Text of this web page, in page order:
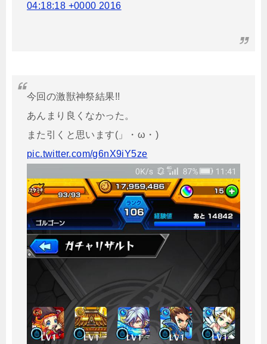
04:18:18 +0000 2016
今回の激獣神祭結果!!
あんまり良くなかった。
また引くと思います(」・ω・)
pic.twitter.com/g6nX9iY5ze